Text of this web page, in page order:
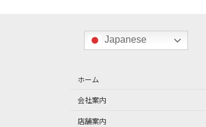
Japanese
ホーム
会社案内
店舗案内